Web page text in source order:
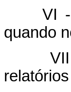
VI
quando